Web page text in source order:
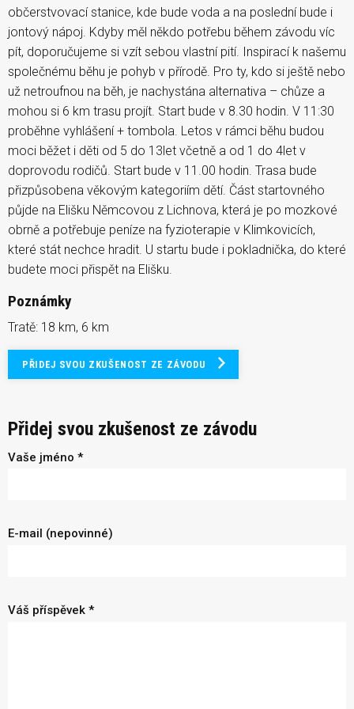
občerstvovací stanice, kde bude voda a na poslední bude i
jontový nápoj. Kdyby měl někdo potřebu během závodu víc
pít, doporučujeme si vzít sebou vlastní pití. Inspirací k našemu
společnému běhu je pohyb v přírodě. Pro ty, kdo si ještě nebo
už netroufnou na běh, je nachystána alternativa – chůze a
mohou si 6 km trasu projít. Start bude v 8.30 hodin. V 11:30
proběhne vyhlášení + tombola. Letos v rámci běhu budou
moci běžet i děti od 5 do 13let včetně a od 1 do 4let v
doprovodu rodičů. Start bude v 11.00 hodin. Trasa bude
přizpůsobena věkovým kategoriím dětí. Část startovného
půjde na Elišku Němcovou z Lichnova, která je po mozkové
obrně a potřebuje peníze na fyzioterapie v Klimkovicích,
které stát nechce hradit. U startu bude i pokladnička, do které
budete moci přispět na Elišku.
Poznámky
Tratě: 18 km, 6 km
PŘIDEJ SVOU ZKUŠENOST ZE ZÁVODU
Přidej svou zkušenost ze závodu
Vaše jméno *
E-mail (nepovinné)
Váš příspěvek *